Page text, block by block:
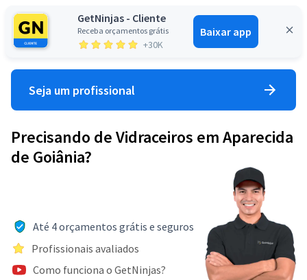
GetNinjas - Cliente
Receba orçamentos grátis
+30K
Baixar app
Entrar
Seja um profissional
Precisando de Vidraceiros em Aparecida
de Goiânia?
Até 4 orçamentos grátis e seguros
Profissionais avaliados
Como funciona o GetNinjas?